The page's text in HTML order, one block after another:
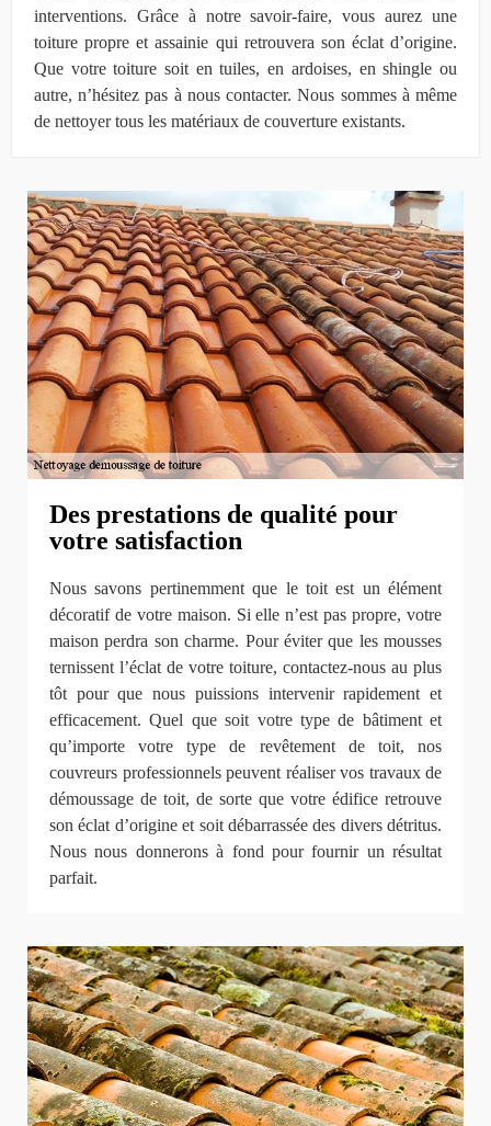
interventions. Grâce à notre savoir-faire, vous aurez une
toiture propre et assainie qui retrouvera son éclat d’origine.
Que votre toiture soit en tuiles, en ardoises, en shingle ou
autre, n’hésitez pas à nous contacter. Nous sommes à même
de nettoyer tous les matériaux de couverture existants.
Des prestations de qualité pour
votre satisfaction
Nous savons pertinemment que le toit est un élément
décoratif de votre maison. Si elle n’est pas propre, votre
maison perdra son charme. Pour éviter que les mousses
ternissent l’éclat de votre toiture, contactez-nous au plus
tôt pour que nous puissions intervenir rapidement et
efficacement. Quel que soit votre type de bâtiment et
qu’importe votre type de revêtement de toit, nos
couvreurs professionnels peuvent réaliser vos travaux de
démoussage de toit, de sorte que votre édifice retrouve
son éclat d’origine et soit débarrassée des divers détritus.
Nous nous donnerons à fond pour fournir un résultat
parfait.